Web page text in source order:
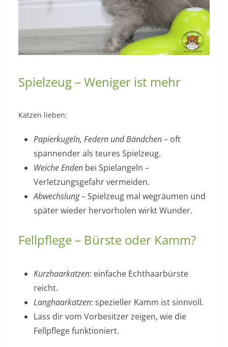
Spielzeug – Weniger ist mehr
Katzen lieben:
Papierkugeln, Federn und Bändchen– oft
spannender als teures Spielzeug.
Weiche Enden bei Spielangeln –
Verletzungsgefahr vermeiden.
Abwechslung– Spielzeug mal wegräumen und
später wieder hervorholen wirkt Wunder.
Fellpflege – Bürste oder Kamm?
Kurzhaarkatzen: einfache Echthaarbürste
reicht.
Langhaarkatzen: spezieller Kamm ist sinnvoll.
Lass dir vom Vorbesitzer zeigen, wie die
Fellpflege funktioniert.